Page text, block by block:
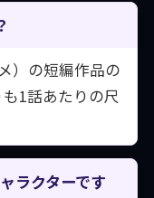
）の短編作品の
1話あたりの尺
ラクターです